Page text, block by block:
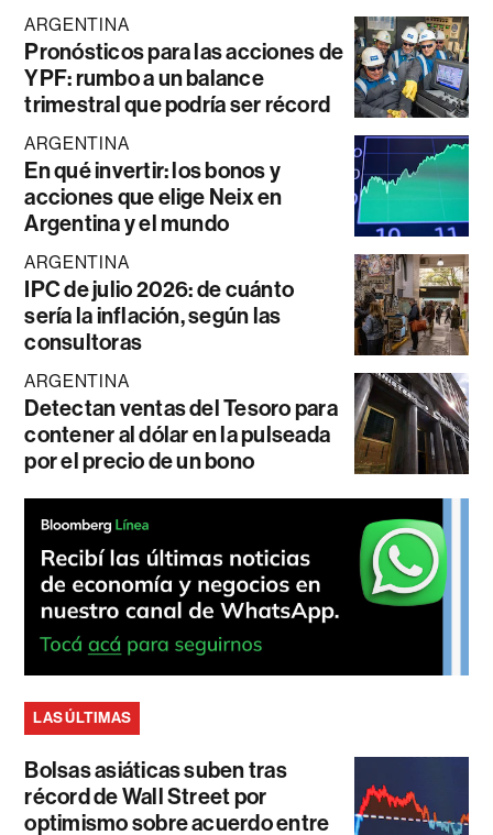
ARGENTINA
Pronósticos para las acciones de
YPF: rumbo a un balance
trimestral que podría ser récord
ARGENTINA
En qué invertir: los bonos y
acciones que elige Neix en
Argentina y el mundo
ARGENTINA
IPC de julio 2026: de cuánto
sería la inflación, según las
consultoras
ARGENTINA
Detectan ventas del Tesoro para
contener al dólar en la pulseada
por el precio de un bono
LAS ÚLTIMAS
Bolsas asiáticas suben tras
récord de Wall Street por
optimismo sobre acuerdo entre